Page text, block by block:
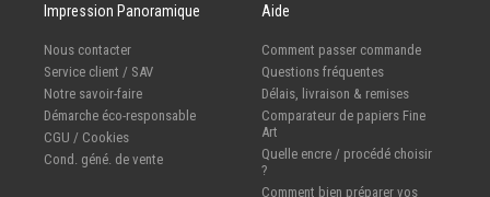
Impression Panoramique
Nous contacter
Service client / SAV
Notre savoir-faire
Démarche éco-responsable
CGU / Cookies
Cond. géné. de vente
Aide
Comment passer commande
Questions fréquentes
Délais, livraison & remises
Comparateur de papiers Fine
Art
Quelle encre / procédé choisir
?
Comment bien préparer vos